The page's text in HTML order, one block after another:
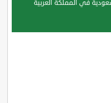
في المملكة العربية